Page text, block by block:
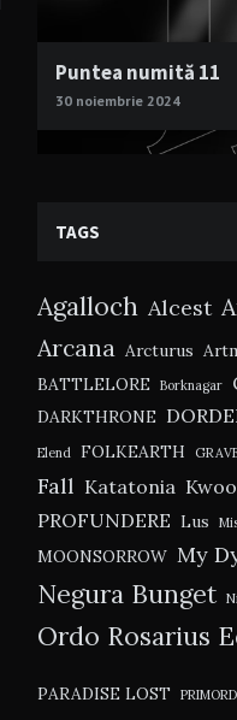
Puntea numită 11
30 noiembrie 2024
TAGS
Agalloch Alcest
Arcana Arcturus
BATTLELORE Borknagar
DARKTHRONE
Elend FOLKEARTH
Fall Katatonia
PROFUNDERE Lus
MOONSORROW My
Negura Bunget
Ordo Rosarius
PARADISE LOST